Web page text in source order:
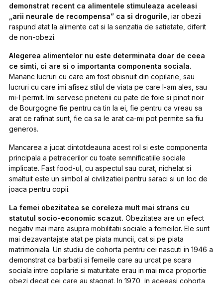
demonstrat recent ca alimentele stimuleaza aceleasi
„arii neurale de recompensa” ca si drogurile, iar obezii
raspund atat la alimente cat si la senzatia de satietate, diferit
de non-obezi.
Alegerea alimentelor nu este determinata doar de ceea
ce simti, ci are si o importanta componenta sociala.
Mananc lucruri cu care am fost obisnuit din copilarie, sau
lucruri cu care imi afisez stilul de viata pe care l-am ales, sau
mi-l permit. Imi servesc prietenii cupate de foie sipinot noir
de Bourgogne fie pentru ca tin la ei, fie pentru ca vreau sa
arat ce rafinat sunt, fie ca sa le arat ca-mi pot permite sa fiu
generos.
Mancarea a jucat dintotdeauna acest rol si este componenta
principala a petrecerilor cu toate semnificatiile sociale
implicate. Fast food-ul, cu aspectul sau curat, nichelat si
smaltuit este un simbol al civilizatiei pentru saraci si un loc de
joaca pentru copii.
La femei obezitatea se coreleza mult mai strans cu
statutul socio-economic scazut. Obezitatea are un efect
negativ mai mare asupra mobilitatii sociale a femeilor. Ele sunt
mai dezavantajate atat pe piata muncii, cat si pe piata
matrimoniala. Un studiu de cohorta pentru cei nascuti in 1946 a
demonstrat ca barbatii si femeile care au urcat pe scara
sociala intre copilarie si maturitate erau in mai mica proportie
obezi decat cei care au stagnat. In 1970, in aceeasi cohorta,